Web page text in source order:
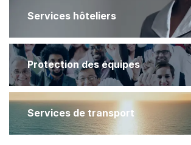
Services hôteliers
Protection des équipes
Services de transport